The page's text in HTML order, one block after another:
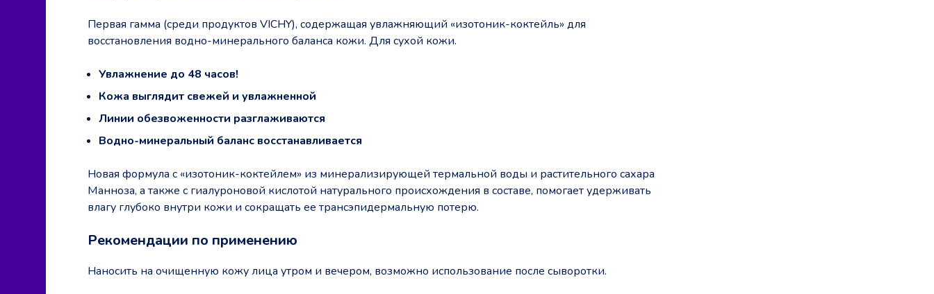
Первая гамма (cреди продуктов VICHY), содержащая увлажняющий «изотоник-коктейль» для
восстановления водно-минерального баланса кожи. Для сухой кожи.
Увлажнение до 48 часов!
Кожа выглядит свежей и увлажненной
Линии обезвоженности разглаживаются
Водно-минеральный баланс восстанавливается
Новая формула с «изотоник-коктейлем» из минерализирующей термальной воды и растительного сахара
Манноза, а также с гиалуроновой кислотой натурального происхождения в составе, помогает удерживать
влагу глубоко внутри кожи и сокращать ее трансэпидермальную потерю.
Рекомендации по применению
Наносить на очищенную кожу лица утром и вечером, возможно использование после сыворотки.